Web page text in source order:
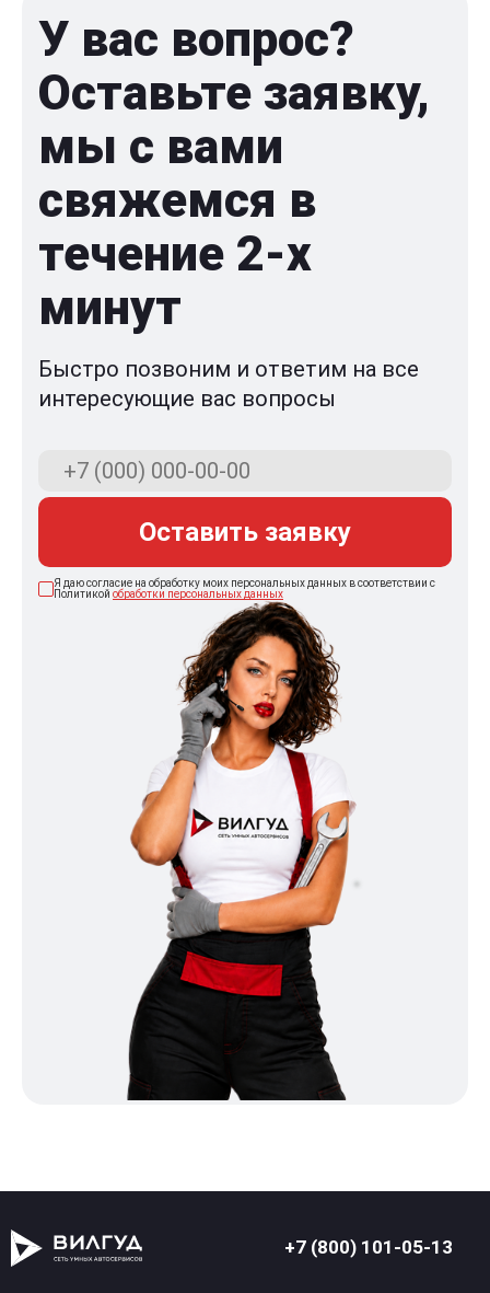
У вас вопрос?
Оставьте заявку,
мы с вами
свяжемся в
течение 2-x
минут
Быстро позвоним и ответим на все
интересующие вас вопросы
Оставить заявку
Я даю согласие на обработку моих персональных данных в соответствии с
Политикой обработки персональных данных
+7 (800) 101-05-13